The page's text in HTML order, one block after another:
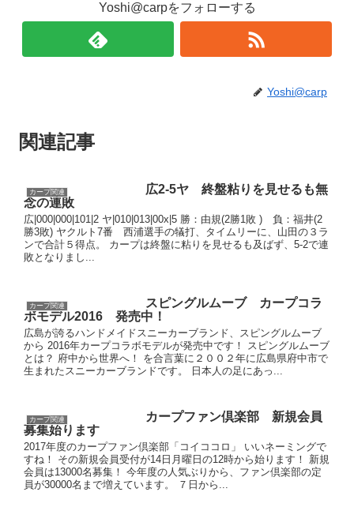
Yoshi@carpをフォローする
Yoshi@carp
関連記事
カープ関連
広2-5ヤ 終盤粘りを見せるも無
念の連敗
広|000|000|101|2 ヤ|010|013|00x|5 勝：由規(2勝1敗 ) 負：福井(2
勝3敗) ヤクルト7番 西浦選手の犠打、タイムリーに、山田の３ラ
ンで合計５得点。 カープは終盤に粘りを見せるも及ばず、5-2で連
敗となりまし...
カープ関連
スピングルムーブ カープコラ
ボモデル2016 発売中！
広島が誇るハンドメイドスニーカーブランド、スピングルムーブ
から 2016年カープコラボモデルが発売中です！ スピングルムーブ
とは？ 府中から世界へ！ を合言葉に２００２年に広島県府中市で
生まれたスニーカーブランドです。 日本人の足にあっ...
カープ関連
カープファン倶楽部 新規会員
募集始ります
2017年度のカープファン倶楽部「コイココロ」 いいネーミングで
すね！ その新規会員受付が14日月曜日の12時から始ります！ 新規
会員は13000名募集！ 今年度の人気ぶりから、ファン倶楽部の定
員が30000名まで増えています。 ７日から...